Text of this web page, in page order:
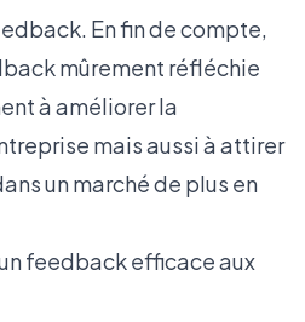
En fin de compte,
mûrement réfléchie
à améliorer la
mais aussi à attirer
un marché de plus en
feedback efficace aux